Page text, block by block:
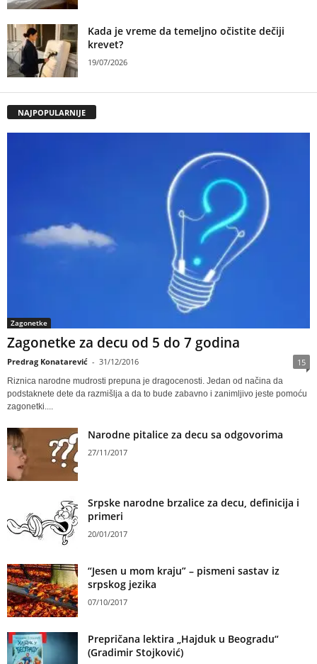
Kada je vreme da temeljno očistite dečiji
krevet?
19/07/2026
NAJPOPULARNIJE
Zagonetke
Zagonetke za decu od 5 do 7 godina
Predrag Konatarević - 31/12/2016 15
Riznica narodne mudrosti prepuna je dragocenosti. Jedan od načina da
podstaknete dete da razmišlja a da to bude zabavno i zanimljivo jeste pomoću
zagonetki....
Narodne pitalice za decu sa odgovorima
27/11/2017
Srpske narodne brzalice za decu, definicija i
primeri
20/01/2017
“Jesen u mom kraju” – pismeni sastav iz
srpskog jezika
07/10/2017
Prepričana lektira „Hajduk u Beogradu“
(Gradimir Stojković)